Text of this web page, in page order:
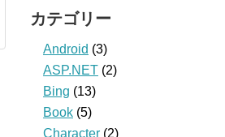
カテゴリー
Android (3)
ASP.NET (2)
Bing (13)
Book (5)
Character (2)